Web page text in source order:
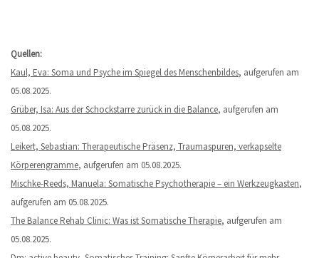
Quellen:
Kaul, Eva: Soma und Psyche im Spiegel des Menschenbildes, aufgerufen am
05.08.2025.
Grüber, Isa: Aus der Schockstarre zurück in die Balance, aufgerufen am
05.08.2025.
Leikert, Sebastian: Therapeutische Präsenz, Traumaspuren, verkapselte
Körperengramme, aufgerufen am 05.08.2025.
Mischke-Reeds, Manuela: Somatische Psychotherapie – ein Werkzeugkasten,
aufgerufen am 05.08.2025.
The Balance Rehab Clinic: Was ist Somatische Therapie, aufgerufen am
05.08.2025.